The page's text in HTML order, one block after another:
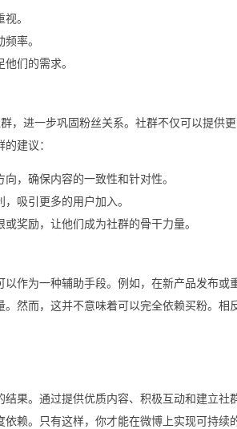
。
率。
们的需求。
，进一步巩固粉丝关系。社群不仅可以提供
建议：
，确保内容的一致性和针对性。
吸引更多的用户加入。
奖励，让他们成为社群的骨干力量。
作为一种辅助手段。例如，在新产品发布或
然而，这并不意味着可以完全依赖买粉。相
果。通过提供优质内容、积极互动和建立社
赖。只有这样，你才能在微博上实现可持续